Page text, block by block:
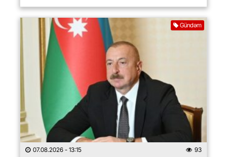
Gündəm
07.08.2026 - 13:15 93